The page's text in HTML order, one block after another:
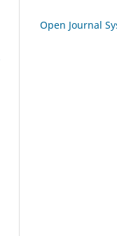
Open Journal